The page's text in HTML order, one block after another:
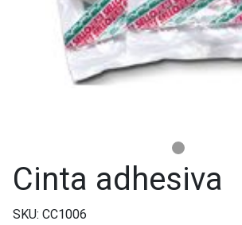
Cinta adhesiva
SKU: CC1006